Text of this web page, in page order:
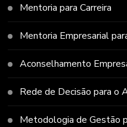
Mentoria para Carreira
Mentoria Empresarial
Aconselhamento
Rede de Decisão para o
Metodologia de Gestão